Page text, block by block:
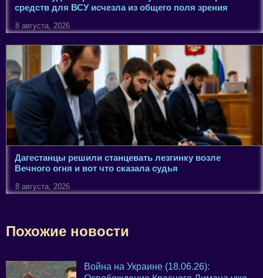
средств для ВСУ исчезла из общего поля зрения
8 августа, 2026
Дагестанцы решили станцевать лезгинку возле
Вечного огня и вот что сказала судья
8 августа, 2026
Похожие новости
Война на Украине (18.06.26):